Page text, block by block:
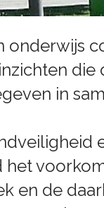
onderwijs
die
in
en de